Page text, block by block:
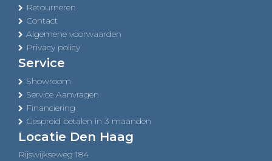
Retourneren
Contact
Algemene voorwaarden
Privacy policy
Service
Showroom
Service Aanvragen
Financiering
Gespreid betalen in 3 maanden
Locatie Den Haag
Rijswijkseweg 184